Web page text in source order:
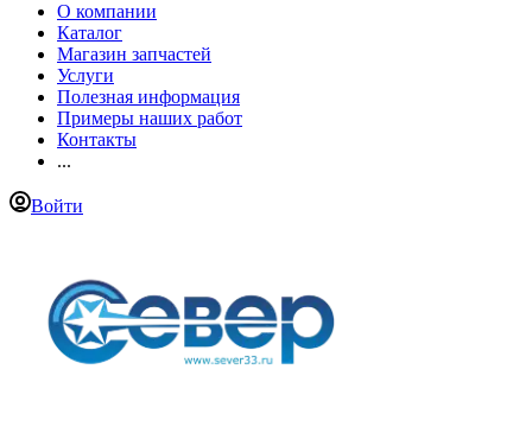
О компании
Каталог
Магазин запчастей
Услуги
Полезная информация
Примеры наших работ
Контакты
...
Войти